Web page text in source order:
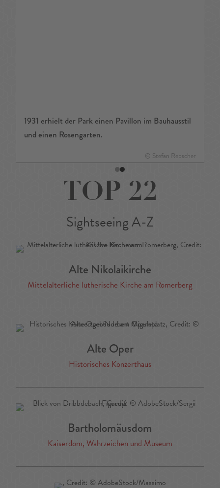
1931 erhielt der Park einen Pavillon im Bauhausstil
und einen Rosengarten.
© Stefan Rebscher
TOP 22
Sightseeing A-Z
Alte Nikolaikirche
Mittelalterliche lutherische Kirche am Römerberg
Alte Oper
Historisches Konzerthaus
Bartholomäusdom
Kaiserdom, Wahrzeichen und Museum